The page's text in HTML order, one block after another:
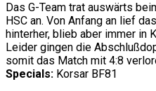
Das G-Team trat auswärts
HSC an. Von Anfang an lief
hinterher, blieb aber immer in
Leider gingen die
somit das Match mit 4:8
Specials: Korsar BF81